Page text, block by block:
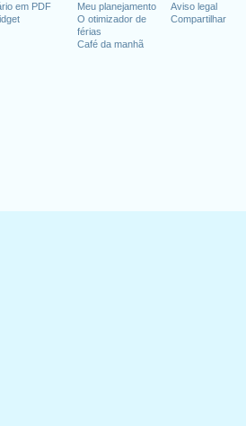
em PDF
Meu planejamento
O otimizador de
férias
Café da manhã
Aviso legal
Compartilhar